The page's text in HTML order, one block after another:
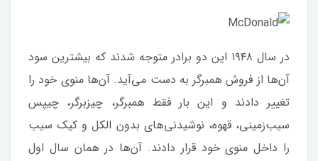
در سال ۱۹۴۸ این دو برادر متوجه شدند که بیشترین سود
آن‌ها از فروش همبرگر به دست می‌آید. آن‌ها منوی خود را
تغییر دادند و این بار فقط همبرگر، چیزبرگر، چیپس
سیب‌زمینی، قهوه، نوشیدنی‌های بدون الکل و کیک سیب
را داخل منوی خود قرار دادند. آن‌ها در همان سال اول